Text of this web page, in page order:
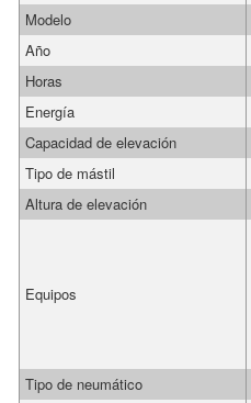
Modelo
Año
Horas
Energía
Capacidad de elevación
Tipo de mástil
Altura de elevación
Equipos
Tipo de neumático